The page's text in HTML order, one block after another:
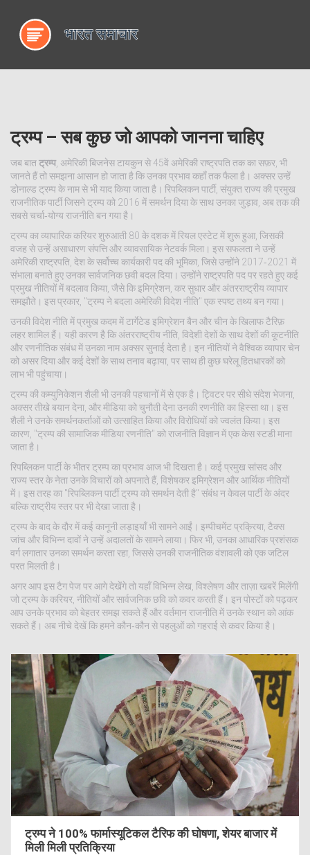
ट्रम्प – सब कुछ जो आपको जानना चाहिए
जब बातट्रम्प, अमेरिकी बिजनेस टायकुन से 45वें अमेरिकी राष्ट्रपति तक का सफ़र , भी
जानते हैं तो समझना आसान हो जाता है कि उनका प्रभाव कहाँ तक फैला है। अक्सर उन्हें
डोनाल्ड ट्रम्पके नाम से भी याद किया जाता है। रिपब्लिकन पार्टी संयुक्त राज्य की प्रमुख
राजनीतिक पार्टी जिसने ट्रम्प को 2016 में समर्थन दियाके साथ उनका जुड़ाव, अब तक की
सबसे चर्चा‑योग्य राजनीति बन गया है।
ट्रम्प का व्यापारिक करियर शुरुआती 80 के दशक में रियल एस्टेट में शुरू हुआ, जिसकी
वजह से उन्हें असाधारण संपत्ति और व्यावसायिक नेटवर्क मिला। इस सफलता ने उन्हें
अमेरिकी राष्ट्रपति देश के सर्वोच्च कार्यकारी पद की भूमिका, जिसे उन्होंने 2017‑2021 में
संभालाबनाते हुए उनका सार्वजनिक छवी बदल दिया। उन्होंने राष्ट्रपति पद पर रहते हुए कई
प्रमुख नीतियों में बदलाव किया, जैसे कि इमिग्रेशन, कर सुधार और अंतरराष्ट्रीय व्यापार
समझौते। इस प्रकार, "ट्रम्प ने बदला अमेरिकी विदेश नीति" एक स्पष्ट तथ्य बन गया।
उनकी विदेश नीति में प्रमुख कदम में टार्गेटेड इमिग्रेशन बैन और चीन के खिलाफ टैरिफ़
लहर शामिल हैं। यही कारण है कि अंतरराष्ट्रीय नीति विदेशी देशों के साथ देशों की कूटनीति
और रणनीतिक संबंधमें उनका नाम अक्सर सुनाई देता है। इन नीतियों ने वैश्विक व्यापार चेन
को असर दिया और कई देशों के साथ तनाव बढ़ाया, पर साथ ही कुछ घरेलू हितधारकों को
लाभ भी पहुंचाया।
ट्रम्प की कम्युनिकेशन शैली भी उनकी पहचानों में से एक है। ट्विटर पर सीधे संदेश भेजना,
अक्सर तीखे बयान देना, और मीडिया को चुनौती देना उनकी रणनीति का हिस्सा था। इस
शैली ने उनके समर्थनकर्ताओं को उत्साहित किया और विरोधियों को ज्वलंत किया। इस
कारण, "ट्रम्प की सामाजिक मीडिया रणनीति" को राजनीति विज्ञान में एक केस स्टडी माना
जाता है।
रिपब्लिकन पार्टी के भीतर ट्रम्प का प्रभाव आज भी दिखता है। कई प्रमुख सांसद और
राज्य स्तर के नेता उनके विचारों को अपनाते हैं, विशेषकर इमिग्रेशन और आर्थिक नीतियों
में। इस तरह का "रिपब्लिकन पार्टी ट्रम्प को समर्थन देती है" संबंध न केवल पार्टी के अंदर
बल्कि राष्ट्रीय स्तर पर भी देखा जाता है।
ट्रम्प के बाद के दौर में कई कानूनी लड़ाइयाँ भी सामने आईं। इम्पीचमेंट प्रक्रिया, टैक्स
जांच और विभिन्न दावों ने उन्हें अदालतों के सामने लाया। फिर भी, उनका आधारिक प्रशंसक
वर्ग लगातार उनका समर्थन करता रहा, जिससे उनकी राजनीतिक वंशावली को एक जटिल
परत मिलती है।
अगर आप इस टैग पेज पर आगे देखेंगे तो यहाँ विभिन्न लेख, विश्लेषण और ताज़ा खबरें मिलेंगी
जो ट्रम्प के करियर, नीतियों और सार्वजनिक छवि को कवर करती हैं। इन पोस्टों को पढ़कर
आप उनके प्रभाव को बेहतर समझ सकते हैं और वर्तमान राजनीति में उनके स्थान को आंक
सकते हैं। अब नीचे देखें कि हमने कौन‑कौन से पहलुओं को गहराई से कवर किया है।
ट्रम्प ने 100% फार्मास्यूटिकल टैरिफ की घोषणा, शेयर बाजार में
मिली मिली प्रतिक्रिया